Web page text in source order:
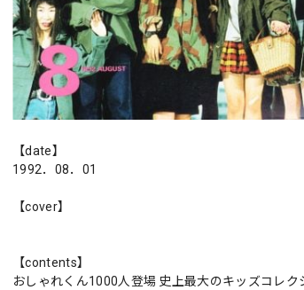
【date】
1992．08．01
【cover】
【contents】
おしゃれくん1000人登場 史上最大のキッズコレク